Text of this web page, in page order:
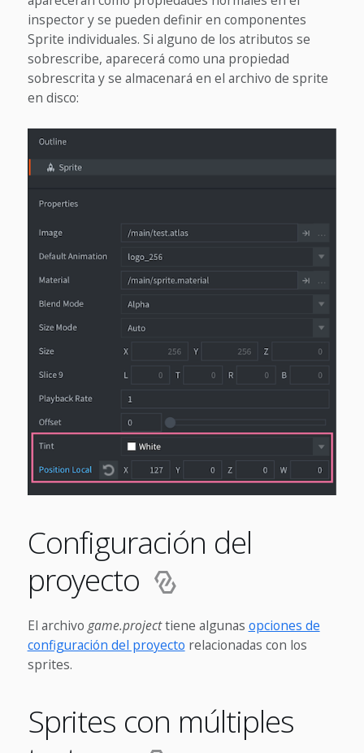
inspector y se pueden definir en componentes
Sprite individuales. Si alguno de los atributos se
sobrescribe, aparecerá como una propiedad
sobrescrita y se almacenará en el archivo de sprite
en disco:
Configuración del
proyecto
El archivo game.projecttiene algunas opciones de
configuración del proyecto relacionadas con los
sprites.
Sprites con múltiples